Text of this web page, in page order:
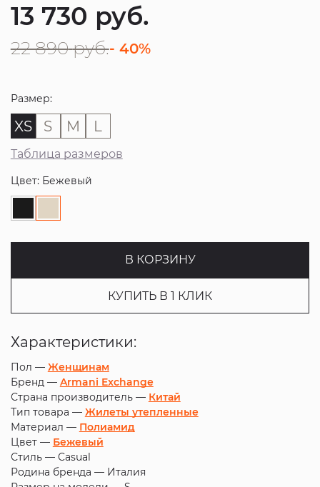
13 730 руб.
22 890 руб.- 40%
Размер:
XS S M L
Таблица размеров
Цвет: Бежевый
В КОРЗИНУ
КУПИТЬ В 1 КЛИК
Характеристики:
Пол — Женщинам
Бренд — Armani Exchange
Страна производитель — Китай
Тип товара — Жилеты утепленные
Материал — Полиамид
Цвет — Бежевый
Стиль — Casual
Родина бренда — Италия